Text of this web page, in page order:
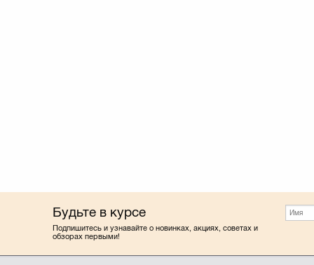
Будьте в курсе
Подпишитесь и узнавайте о новинках, акциях, советах и
обзорах первыми!